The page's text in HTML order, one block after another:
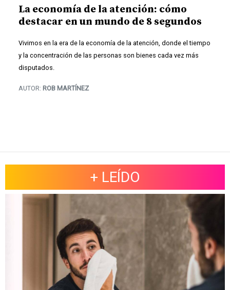
La economía de la atención: cómo
destacar en un mundo de 8 segundos
Vivimos en la era de la economía de la atención, donde el tiempo
y la concentración de las personas son bienes cada vez más
disputados.
AUTOR: ROB MARTÍNEZ
+ LEÍDO